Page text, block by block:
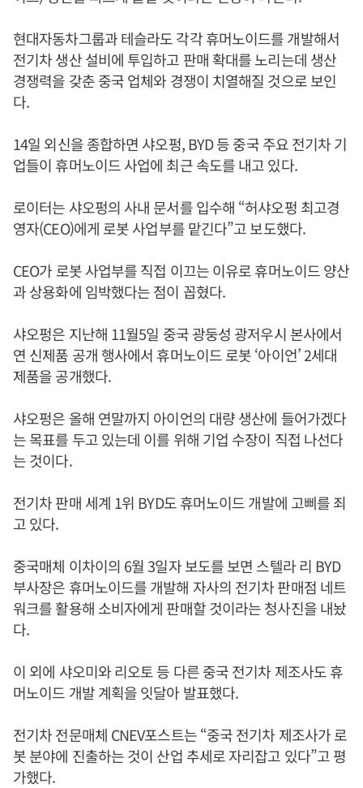
현대자동차그룹과 테슬라도 각각 휴머노이드를 개발해서
전기차 생산 설비에 투입하고 판매 확대를 노리는데 생산
경쟁력을 갖춘 중국 업체와 경쟁이 치열해질 것으로 보인
다.
14일 외신을 종합하면 샤오펑, BYD 등 중국 주요 전기차 기
업들이 휴머노이드 사업에 최근 속도를 내고 있다.
로이터는 샤오펑의 사내 문서를 입수해 “허샤오펑 최고경
영자(CEO)에게 로봇 사업부를 맡긴다”고 보도했다.
CEO가 로봇 사업부를 직접 이끄는 이유로 휴머노이드 양산
과 상용화에 임박했다는 점이 꼽혔다.
샤오펑은 지난해 11월5일 중국 광둥성 광저우시 본사에서
연 신제품 공개 행사에서 휴머노이드 로봇 ‘아이언’ 2세대
제품을 공개했다.
샤오펑은 올해 연말까지 아이언의 대량 생산에 들어가겠다
는 목표를 두고 있는데 이를 위해 기업 수장이 직접 나선다
는 것이다.
전기차 판매 세계 1위 BYD도 휴머노이드 개발에 고삐를 죄
고 있다.
중국매체 이차이의 6월 3일자 보도를 보면 스텔라 리 BYD
부사장은 휴머노이드를 개발해 자사의 전기차 판매점 네트
워크를 활용해 소비자에게 판매할 것이라는 청사진을 내놨
다.
이 외에 샤오미와 리오토 등 다른 중국 전기차 제조사도 휴
머노이드 개발 계획을 잇달아 발표했다.
전기차 전문매체 CNEV포스트는 “중국 전기차 제조사가 로
봇 분야에 진출하는 것이 산업 추세로 자리잡고 있다”고 평
가했다.